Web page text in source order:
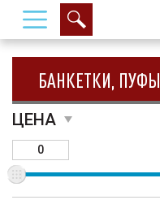
БАНКЕТКИ, ПУФЫ
Сортировать:
ЦЕНА